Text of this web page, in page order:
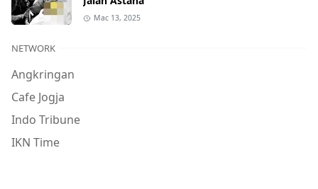
Mac 13, 2025
NETWORK
Angkringan
Cafe Jogja
Indo Tribune
IKN Time